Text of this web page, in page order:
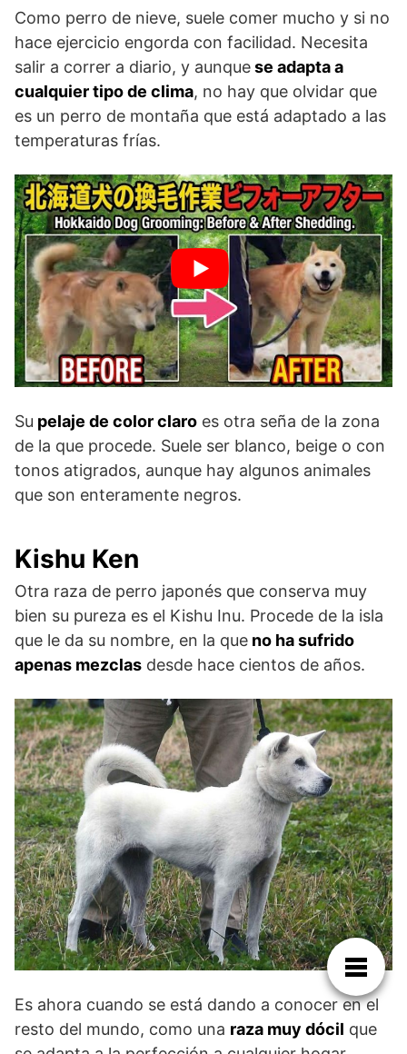
Como perro de nieve, suele comer mucho y si no
hace ejercicio engorda con facilidad. Necesita
salir a correr a diario, y aunquese adapta a
cualquier tipo de clima, no hay que olvidar que
es un perro de montaña que está adaptado a las
temperaturas frías.
Su pelaje de color claro es otra seña de la zona
de la que procede. Suele ser blanco, beige o con
tonos atigrados, aunque hay algunos animales
que son enteramente negros.
Kishu Ken
Otra raza de perro japonés que conserva muy
bien su pureza es el Kishu Inu. Procede de la isla
que le da su nombre, en la que no ha sufrido
apenas mezclas desde hace cientos de años.
Es ahora cuando se está dando a conocer en el
resto del mundo, como una raza muy dócil que